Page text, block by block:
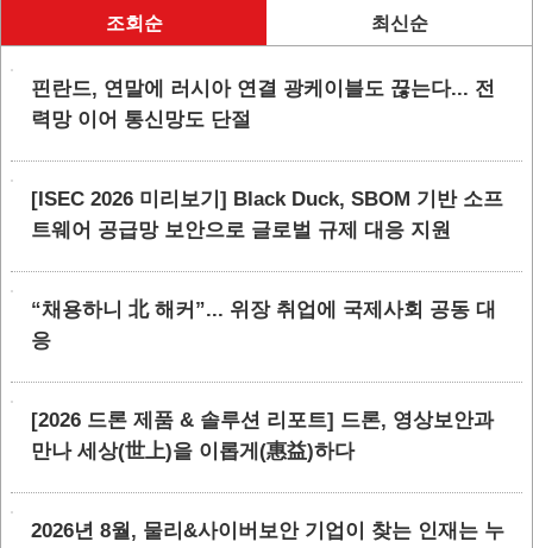
조회순 최신순
핀란드, 연말에 러시아 연결 광케이블도 끊는다... 전
력망 이어 통신망도 단절
[ISEC 2026 미리보기] Black Duck, SBOM 기반 소프
트웨어 공급망 보안으로 글로벌 규제 대응 지원
“채용하니 北 해커”... 위장 취업에 국제사회 공동 대
응
[2026 드론 제품 & 솔루션 리포트] 드론, 영상보안과
만나 세상(世上)을 이롭게(惠益)하다
2026년 8월, 물리&사이버보안 기업이 찾는 인재는 누